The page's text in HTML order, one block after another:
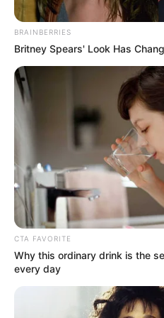
instagram
Melissa Martínez.
Por: Mayra Baquero
BRAINBERRIES
Britney Spears' Look Has
CTA FAVORITE
Why this ordinary drink is the
every day